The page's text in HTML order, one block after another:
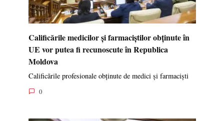
Calificările medicilor și farmaciștilor obținute în
UE vor putea fi recunoscute în Republica
Moldova
Calificările profesionale obținute de medici și farmaciști
0